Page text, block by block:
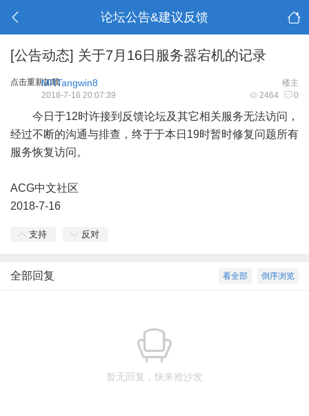
论坛公告&建议反馈
[公告动态] 关于7月16日服务器宕机的记录
点击重新加载 楼主
MRTangwin8
2464 0
2018-7-16 20:07:39
今日于12时许接到反馈论坛及其它相关服务无法访问，
经过不断的沟通与排查，终于于本日19时暂时修复问题所有
服务恢复访问。
ACG中文社区
2018-7-16
支持 反对
倒序浏览
看全部
全部回复
暂无回复，快来抢沙发